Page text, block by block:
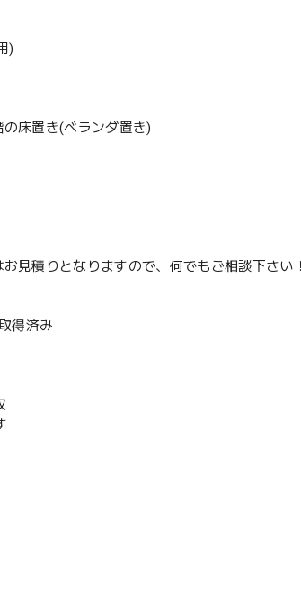
)
床置き(ベランダ置き)
見積りとなりますので、何でもご相談下さい！
得済み